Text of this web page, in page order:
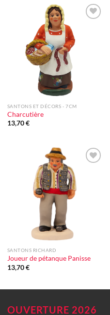
SANTONS ET DÉCORS - 7CM
Charcutière
13,70€
SANTONS RICHARD
Joueur de pétanque Panisse
13,70€
OUVERTURE 2026